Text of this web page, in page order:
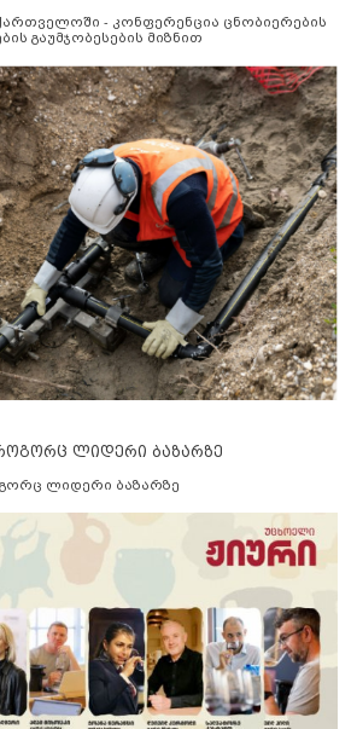
- კონფერენცია ცნობიერების
გაუმჯობესების მიზნით
ლიდერი ბაზარზე
ლიდერი ბაზარზე